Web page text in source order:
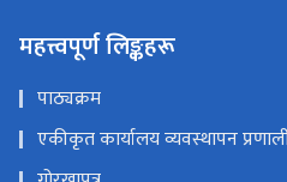
महत्त्वपूर्ण लिङ्कहरू
पाठ्यक्रम
एकीकृत कार्यालय व्यवस्थापन